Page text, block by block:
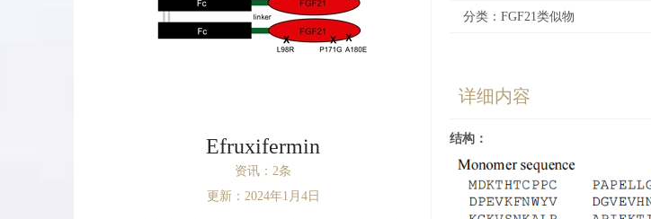
Efruxifermin
资讯：2条
更新：2024年1月4日
分类：FGF21类似物
详细内容
结构：